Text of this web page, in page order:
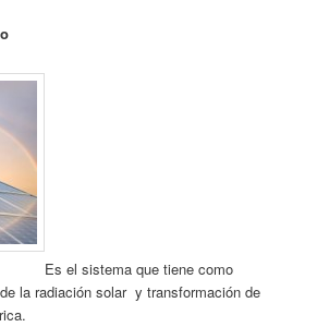
Es el sistema que tiene como
la radiación solar y transformación de